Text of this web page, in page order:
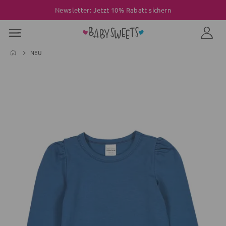
Newsletter: Jetzt 10% Rabatt sichern
NEU